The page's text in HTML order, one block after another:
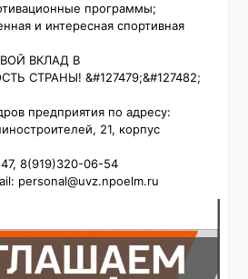
программы;
и интересная спортивная
ВКЛАД В
СТРАНЫ! &#127479;&#127482;
предприятия по адресу:
21, корпус
8(919)320-06-54
personal@uvz.npoelm.ru